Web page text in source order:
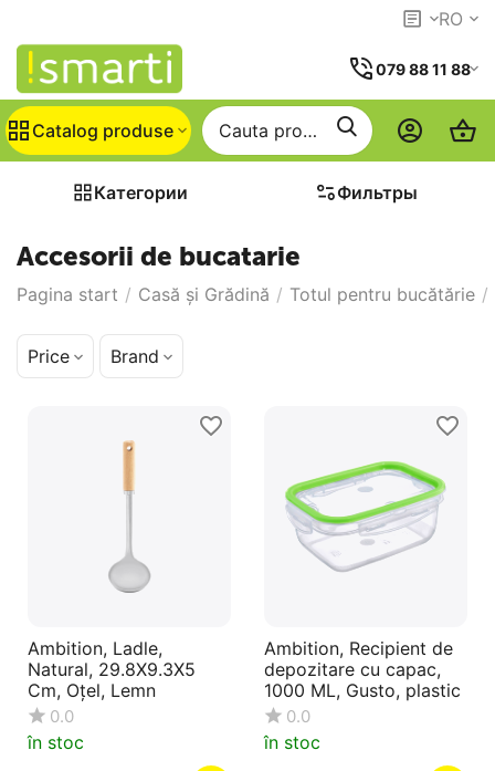
RO
079 88 11 88
Catalog produse
Категории Фильтры
Accesorii de bucatarie
Pagina start / Casă și Grădină / Totul pentru bucătărie /
Price Brand
Ambition, Ladle,
Natural, 29.8X9.3X5
Cm, Oțel, Lemn
0.0
în stoc
Ambition, Recipient de
depozitare cu capac,
1000 ML, Gusto, plastic
0.0
în stoc